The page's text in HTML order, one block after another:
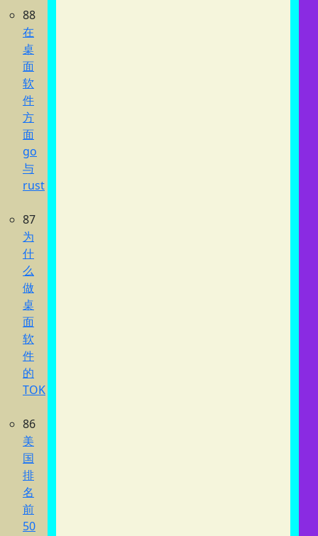
88
在
桌
面
软
件
方
面
go
与
rust
87
为
什
么
做
桌
面
软
件
的
TOK
86
美
国
排
名
前
50